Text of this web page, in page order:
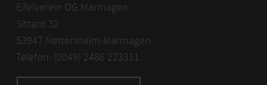
Eifelverein OG Marmagen
Sittard 32
53947 Nettersheim-Marmagen
Telefon: (0049) 2486 223311